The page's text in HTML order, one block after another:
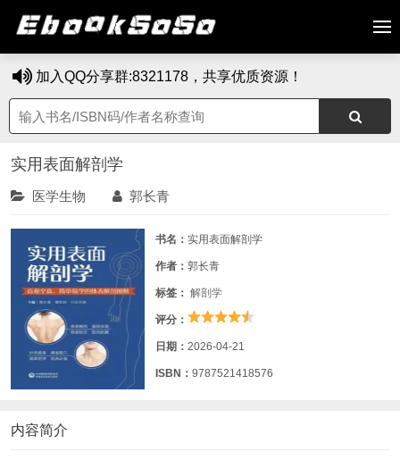
加入QQ分享群:8321178，共享优质资源！
实用表面解剖学
医学生物 郭长青
书名： 实用表面解剖学
作者： 郭长青
标签： 解剖学
评分：
日期： 2026-04-21
ISBN： 9787521418576
内容简介